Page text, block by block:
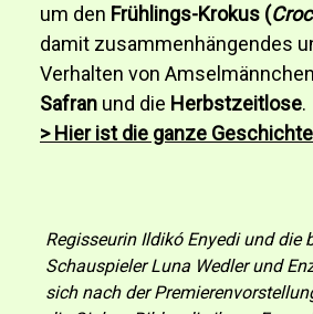
um den Frühlings-Krokus (
damit zusammenhängendes
Verhalten von
Safran und die Herbstzeitlose.
> Hier ist die ganze
Regisseurin Ildikó Enyedi und die
Schauspieler Luna Wedler und
sich nach der